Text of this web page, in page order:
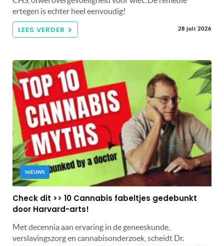
ertegen is echter heel eenvoudig!
LEES VERDER 28 juli 2026
NIEUWS
Check dit >> 10 Cannabis fabeltjes gedebunkt
door Harvard-arts!
Met decennia aan ervaring in de geneeskunde,
verslavingszorg en cannabisonderzoek, scheidt Dr.